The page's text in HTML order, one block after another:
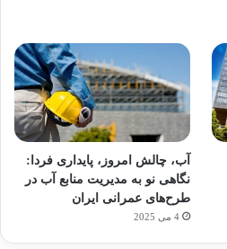
آب، چالش امروز، پایداری فردا:
نگاهی نو به مدیریت منابع آب در
طرح‌های عمرانی ایران
4 می 2025
ورزش
با
ساعت
هوشمند
عکاسی
با طعم
توسط
ژاکت
در
هدفون
های
2023
توسط
ژاکت